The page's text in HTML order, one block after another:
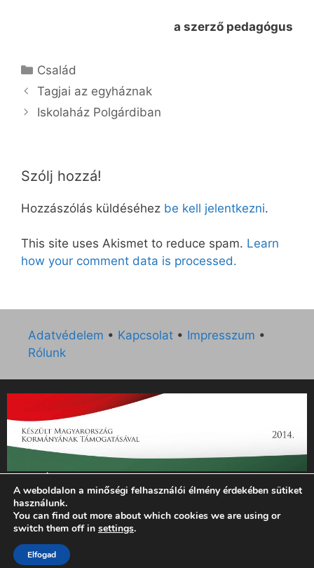
a szerző pedagógus
Kategória
Család
Tagjai az egyháznak
Iskolaház Polgárdiban
Szólj hozzá!
Hozzászólás küldéséhez be kell jelentkezni.
This site uses Akismet to reduce spam. Learn
how your comment data is processed.
Adatvédelem • Kapcsolat • Impresszum •
Rólunk
„Az Új Ember katolikus hetilap 2014. évi működésének
támogatását az EGYH-KCP-14-P-0121 sz. támogatási
szerződés keretében 3 000 000 Ft összegben támogatta az
Emberi Erőforrások Minisztériuma.”
© 2026 Magyar Kurír - Új Ember
A weboldalon a minőségi felhasználói élmény érdekében sütiket
használunk.
You can find out more about which cookies we are using or
switch them off in settings.
Elfogad